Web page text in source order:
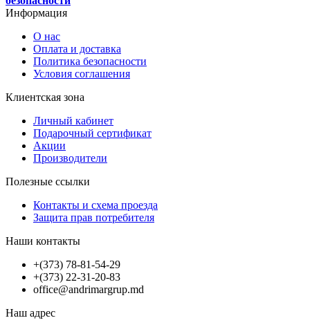
Информация
О нас
Оплата и доставка
Политика безопасности
Условия соглашения
Клиентская зона
Личный кабинет
Подарочный сертификат
Акции
Производители
Полезные ссылки
Контакты и схема проезда
Защита прав потребителя
Наши контакты
+(373) 78-81-54-29
+(373) 22-31-20-83
office@andrimargrup.md
Наш адрес